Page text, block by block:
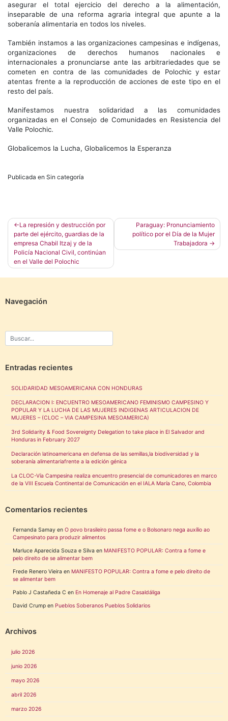
asegurar el total ejercicio del derecho a la alimentación,
inseparable de una reforma agraria integral que apunte a la
soberanía alimentaria en todos los niveles.
También instamos a las organizaciones campesinas e indígenas,
organizaciones de derechos humanos nacionales e
internacionales a pronunciarse ante las arbitrariedades que se
cometen en contra de las comunidades de Polochic y estar
atentas frente a la reproducción de acciones de este tipo en el
resto del país.
Manifestamos nuestra solidaridad a las comunidades
organizadas en el Consejo de Comunidades en Resistencia del
Valle Polochic.
Globalicemos la Lucha, Globalicemos la Esperanza
Publicada en Sin categoría
Navegación
de
entradas
La represión y destrucción por
parte del ejército, guardias de la
empresa Chabil Itzaj y de la
Policía Nacional Civil, continúan
en el Valle del Polochic
Paraguay: Pronunciamiento
político por el Día de la Mujer
Trabajadora
Navegación
Entradas recientes
SOLIDARIDAD MESOAMERICANA CON HONDURAS
DECLARACION I: ENCUENTRO MESOAMERICANO FEMINISMO CAMPESINO Y
POPULAR Y LA LUCHA DE LAS MUJERES INDIGENAS ARTICULACION DE
MUJERES – (CLOC – VIA CAMPESINA MESOAMERICA)
3rd Solidarity & Food Sovereignty Delegation to take place in El Salvador and
Honduras in February 2027
Declaración latinoamericana en defensa de las semillas,la biodiversidad y la
soberanía alimentariafrente a la edición génica
La CLOC-Vía Campesina realiza encuentro presencial de comunicadores en marco
de la VIII Escuela Continental de Comunicación en el IALA María Cano, Colombia
Comentarios recientes
Fernanda Samay en O povo brasileiro passa fome e o Bolsonaro nega auxílio ao
Campesinato para produzir alimentos
Marluce Aparecida Souza e Silva en MANIFESTO POPULAR: Contra a fome e
pelo direito de se alimentar bem
Frede Renero Vieira en MANIFESTO POPULAR: Contra a fome e pelo direito de
se alimentar bem
Pablo J Castañeda C en En Homenaje al Padre Casaldáliga
David Crump en Pueblos Soberanos Pueblos Solidarios
Archivos
julio 2026
junio 2026
mayo 2026
abril 2026
marzo 2026